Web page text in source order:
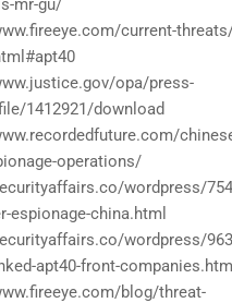
mr-gu/
current-
opa/press-
1412921/download
operations/
wordpress/
espionage-china.html
wordpress/
apt40-front-companies.html
blog/threat-